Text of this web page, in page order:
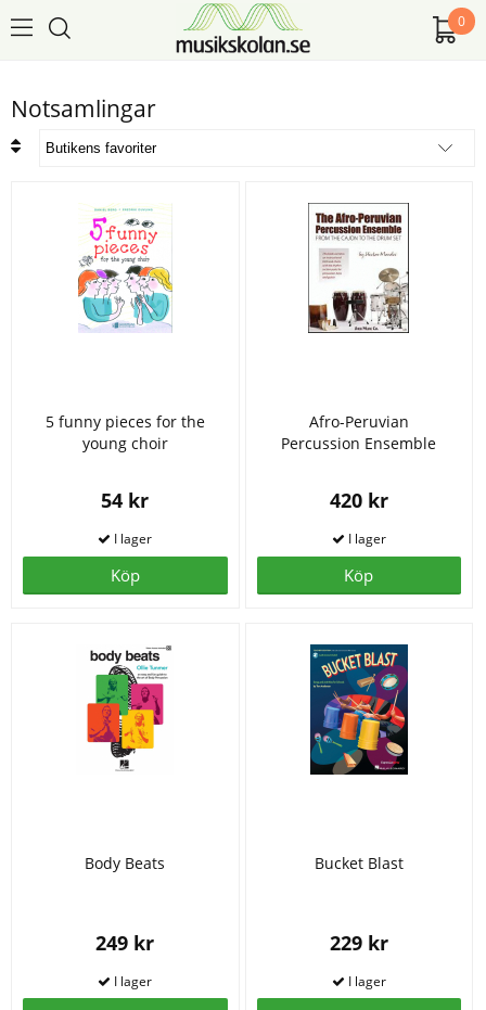
0
Notsamlingar
5 funny pieces for the
young choir
54 kr
Köp
Afro-Peruvian
Percussion Ensemble
420 kr
Köp
Body Beats
249 kr
Bucket Blast
229 kr